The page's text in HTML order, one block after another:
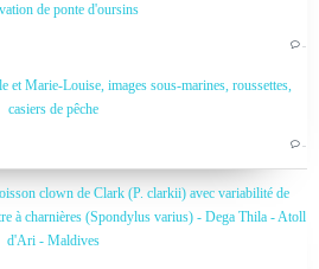
de ponte d'oursins
…
et Marie-Louise, images sous-marines, roussettes,
casiers de pêche
…
clown de Clark (P. clarkii) avec variabilité de
à charnières (Spondylus varius) - Dega Thila - Atoll
d'Ari - Maldives